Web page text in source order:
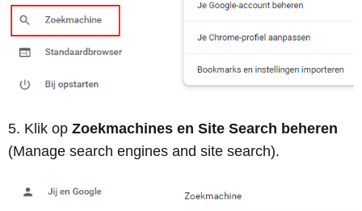
Klik op Zoekmachines en Site Search beheren
(Manage search engines and site search).